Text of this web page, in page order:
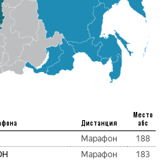
Дистанция
Место
абс
Марафон
188
Марафон
183